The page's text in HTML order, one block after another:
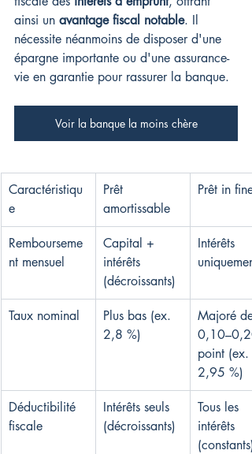
ainsi un avantage fiscal notable. Il
nécessite néanmoins de disposer d'une
épargne importante ou d'une assurance-
vie en garantie pour rassurer la banque.
Voir la banque la moins chère
Caractéristiqu
e
Prêt
amortissable
Prêt in fine
Rembourseme
nt mensuel
Capital +
intérêts
(décroissants)
Intérêts
uniquement
Taux nominal
Plus bas (ex.
2,8 %)
Majoré de
point (ex.
2,95 %)
Déductibilité
fiscale
Intérêts seuls
(décroissants)
Tous les
intérêts
(constants)